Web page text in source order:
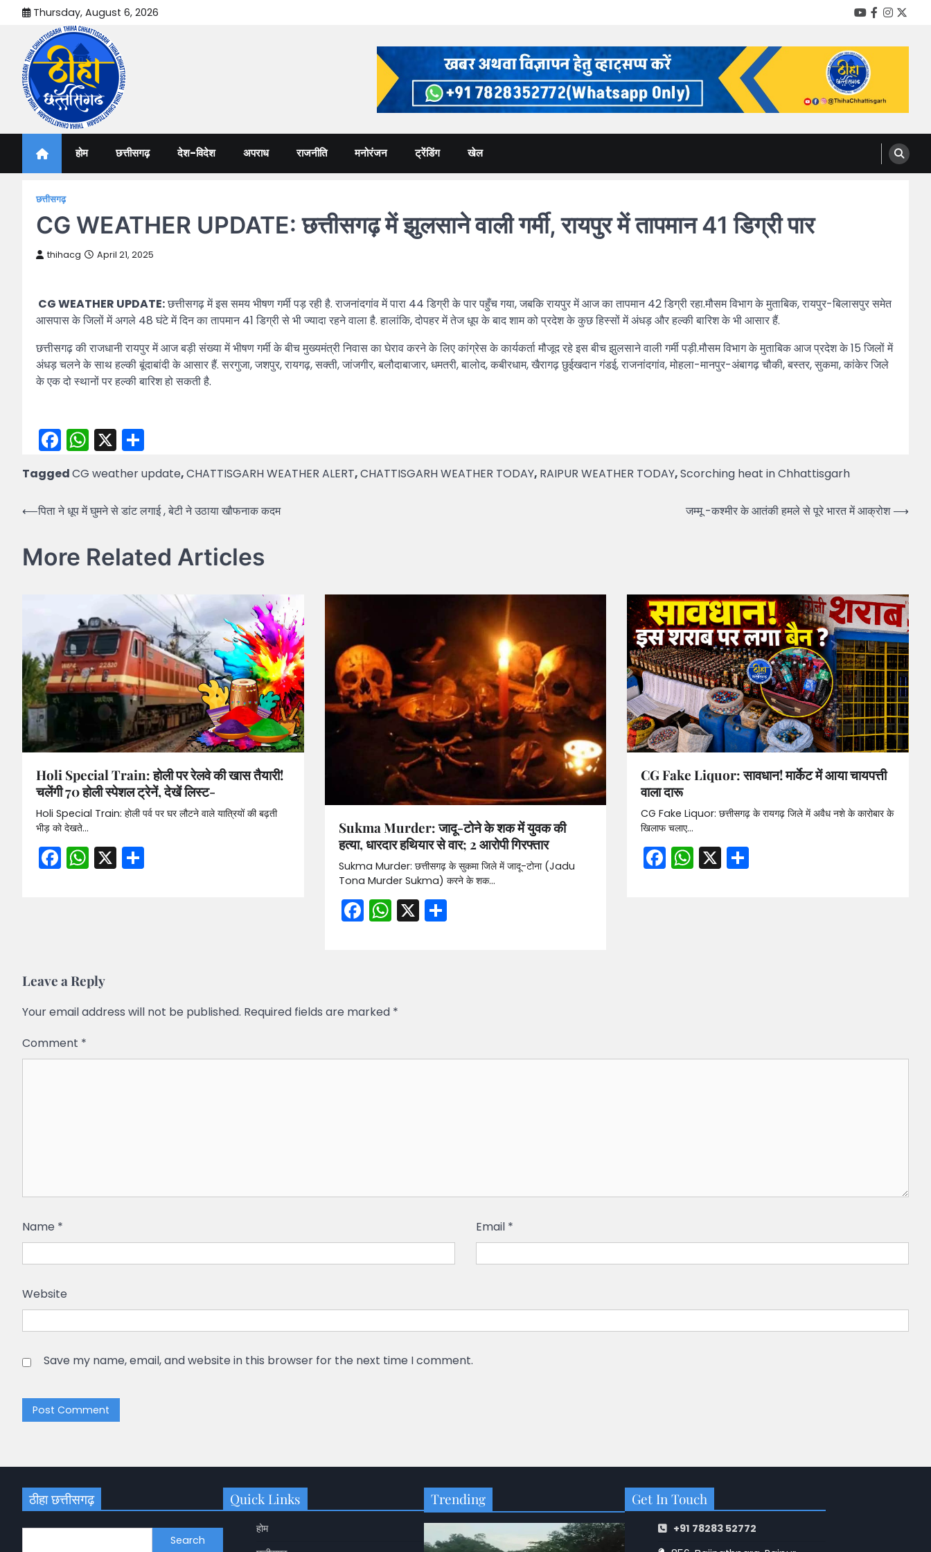
content
Thursday, August 6, 2026 YouTube
Facebook
Thiha Chhattisgarh
होम छत्तीसगढ़ देश-विदेश अपराध राजनीति मनोरंजन ट्रेंडिंग खेल
छत्तीसगढ़
CG WEATHER UPDATE: छत्तीसगढ़ में झुलसाने वाली गर्मी, रायपुर में तापमान 41 डिग्री पार
thihacg April 21, 2025
CG WEATHER UPDATE:छत्तीसगढ़ में इस समय भीषण गर्मी पड़ रही है. राजनांदगांव में पारा 44 डिग्री के पार पहुँच गया, जबकि रायपुर में आज का तापमान 42 डिग्री रहा.मौसम विभाग के मुताबिक, रायपुर-बिलासपुर समेत
आसपास के जिलों में अगले 48 घंटे में दिन का तापमान 41 डिग्री से भी ज्यादा रहने वाला है. हालांकि, दोपहर में तेज धूप के बाद शाम को प्रदेश के कुछ हिस्सों में अंधड़ और हल्की बारिश के भी आसार हैं.
छत्तीसगढ़ की राजधानी रायपुर में आज बड़ी संख्या में भीषण गर्मी के बीच मुख्यमंत्री निवास का घेराव करने के लिए कांग्रेस के कार्यकर्ता मौजूद रहे इस बीच झुलसाने वाली गर्मी पड़ी.मौसम विभाग के मुताबिक आज प्रदेश के 15 जिलों में
अंधड़ चलने के साथ हल्की बूंदाबांदी के आसार हैं. सरगुजा, जशपुर, रायगढ़, सक्ती, जांजगीर, बलौदाबाजार, धमतरी, बालोद, कबीरधाम, खैरागढ़ छुईखदान गंडई, राजनांदगांव, मोहला-मानपुर-अंबागढ़ चौकी, बस्तर, सुकमा, कांकेर जिले
के एक दो स्थानों पर हल्की बारिश हो सकती है.
Facebook
WhatsApp
X
TaggedCG weather update,CHATTISGARH WEATHER ALERT,CHATTISGARH WEATHER TODAY, RAIPUR WEATHER TODAY,Scorching heat in Chhattisgarh
Post
⟵पिता ने धूप में घुमने से डांट लगाई , बेटी ने उठाया खौफनाक कदम जम्मू -कश्मीर के आतंकी हमले से पूरे भारत में आक्रोश⟶
More Related Articles
Holi Special Train: होली पर रेलवे की खास तैयारी!
चलेंगी 70 होली स्पेशल ट्रेनें, देखें लिस्ट-
Holi Special Train: होली पर्व पर घर लौटने वाले यात्रियों की बढ़ती
भीड़ को देखते…
Facebook
WhatsApp
X
Sukma Murder: जादू-टोने के शक में युवक की
हत्या, धारदार हथियार से वार; 2 आरोपी गिरफ्तार
Sukma Murder: छत्तीसगढ़ के सुकमा जिले में जादू-टोना (Jadu
Tona Murder Sukma) करने के शक…
Facebook
WhatsApp
X Share
CG Fake Liquor: सावधान! मार्केट में आया चायपत्ती
वाला दारू
CG Fake Liquor: छत्तीसगढ़ के रायगढ़ जिले में अवैध नशे के कारोबार के
खिलाफ चलाए…
Facebook
WhatsApp
X
Leave a Reply
Your email address will not be published. Required fields are marked *
Comment *
Name * Email *
Website
Save my name, email, and website in this browser for the next time I comment.
ठीहा छत्तीसगढ़
Search
Quick Links
होम
Trending Get In Touch
+91 78283 52772